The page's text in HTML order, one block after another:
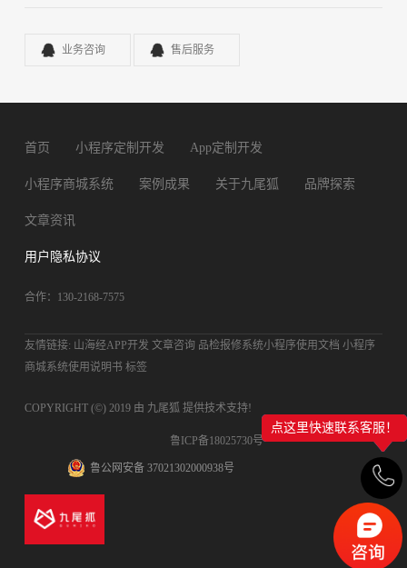
...
点这里快速联系客服！
业务咨询 售后服务
首页 小程序定制开发 App定制开发
小程序商城系统 案例成果 关于九尾狐 品牌探索
文章资讯
用户隐私协议
合作：130-2168-7575
友情链接: 山海经APP开发 文章咨询 品检报修系统小程序使用文档 小程序
商城系统使用说明书 标签
COPYRIGHT (©) 2019 由 九尾狐提供技术支持!
鲁ICP备18025730号
鲁公网安备 37021302000938号